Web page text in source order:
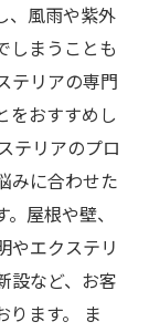
、風雨や紫外
しまうことも
テリアの専門
をおすすめし
テリアのプロ
みに合わせた
屋根や壁、
やエクステリ
設など、お客
ります。 ま